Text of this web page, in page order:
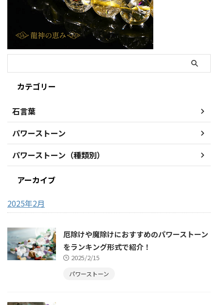
カテゴリー
石言葉
パワーストーン
パワーストーン（種類別）
アーカイブ
2025年2月
厄除けや魔除けにおすすめのパワーストーン
をランキング形式で紹介！
2025/2/15
パワーストーン